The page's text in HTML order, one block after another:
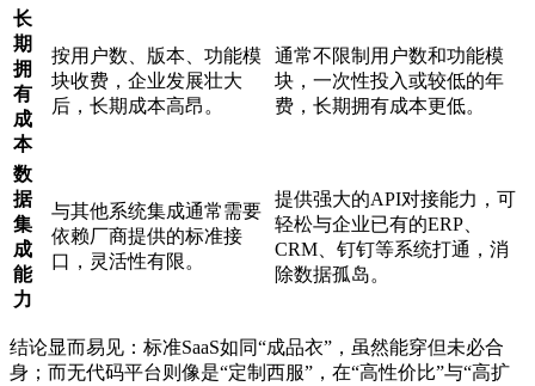
长
期
拥
有
成
本
按用户数、版本、功能模
块收费，企业发展壮大
后，长期成本高昂。
通常不限制用户数和功能模
块，一次性投入或较低的年
费，长期拥有成本更低。
数
据
集
成
能
力
与其他系统集成通常需要
依赖厂商提供的标准接
口，灵活性有限。
提供强大的API对接能力，可
轻松与企业已有的ERP、
CRM、钉钉等系统打通，消
除数据孤岛。
结论显而易见：标准SaaS如同“成品衣”，虽然能穿但未必合
身；而无代码平台则像是“定制西服”，在“高性价比”与“高扩